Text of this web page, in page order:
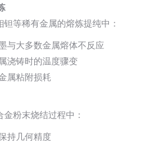
等稀有金属的熔炼提纯中：
与大多数金属熔体不反应
浇铸时的温度骤变
属粘附损耗
粉末烧结过程中：
持几何精度